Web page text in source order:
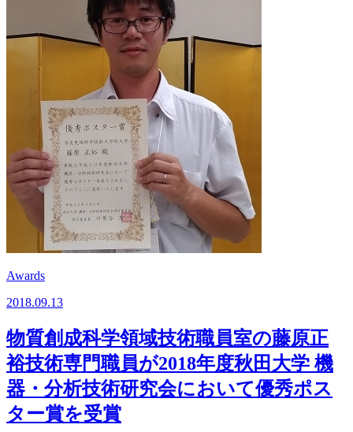
Awards
2018.09.13
物質創成科学領域技術職員室の藤原正
裕技術専門職員が2018年度秋田大学 機
器・分析技術研究会において優秀ポス
ター賞を受賞